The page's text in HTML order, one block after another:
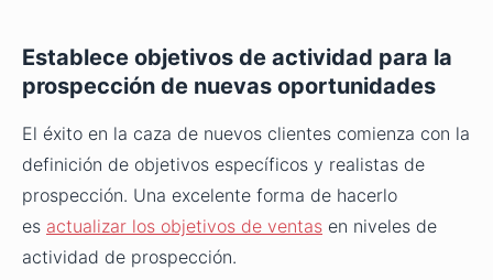
Establece objetivos de actividad para la
prospección de nuevas oportunidades
El éxito en la caza de nuevos clientes comienza con la
definición de objetivos específicos y realistas de
prospección. Una excelente forma de hacerlo
es actualizar los objetivos de ventas en niveles de
actividad de prospección.